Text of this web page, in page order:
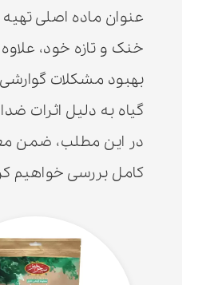
عنوان ماده اصلی تهیه
خنک و تازه خود،
بهبود مشکلات
گیاه به دلیل اثرات
در این مطلب، ضمن
کامل بررسی خواهیم